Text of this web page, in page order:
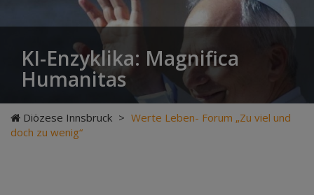
KI-Enzyklika: Magnifica
Humanitas
Diözese Innsbruck > Werte Leben- Forum „Zu viel und
doch zu wenig“